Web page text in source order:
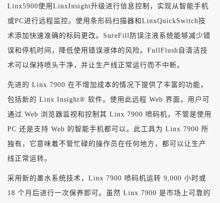
Linx5900使用LinxInsight升级进行信息控制，实现从智能手机
或PC进行远程监控。使用条形码扫描器和LinxQuickSwitch技
术添加快速准确的标码更改。SureFill防误注液系统能够减少错
误和停机时间，降低使用错误液体的风险。FullFlush自清洁技
术可以保持喷头干净，并让生产线正常运行而不中断。
先进的 Linx 7900 在不增加成本的情况下提供了丰富的功能，
包括新的 Linx Insight® 软件。使用此远程 Web 界面，用户可
通过 Web 浏览器监视和控制其 Linx 7900 喷码机，不管是使用
PC 还是支持 Web 的智能手机都可以。此工具为 Linx 7900 所
独有，它意味着不管忙碌的操作员在任何地方，都可以让生产
线正常运转。
采用新的墨水系统技术，Linx 7900 喷码机运转 9,000 小时或
18 个月后进行一次保养即可。虽然 Linx 7900 是市场上可靠的